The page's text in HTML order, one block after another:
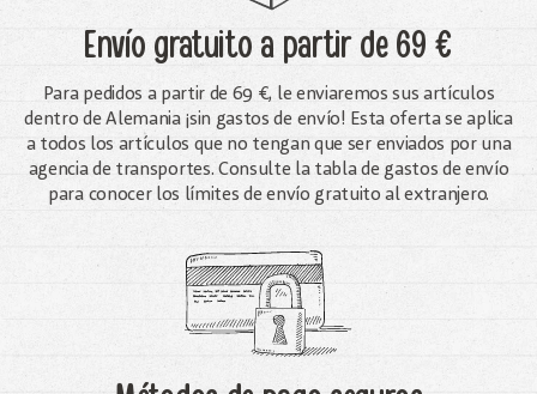
Envío gratuitoa partir de 69 €
Para pedidos a partir de 69 €, le enviaremos sus artículos
dentro de Alemania ¡sin gastos de envío! Esta oferta se aplica
a todos los artículos que no tengan que ser enviados por una
agencia de transportes. Consulte la tabla de gastos de envío
para conocer los límites de envío gratuito al extranjero.